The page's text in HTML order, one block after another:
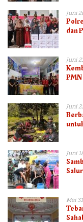
Juni
dan
Juni
Juni
Juni
Mei